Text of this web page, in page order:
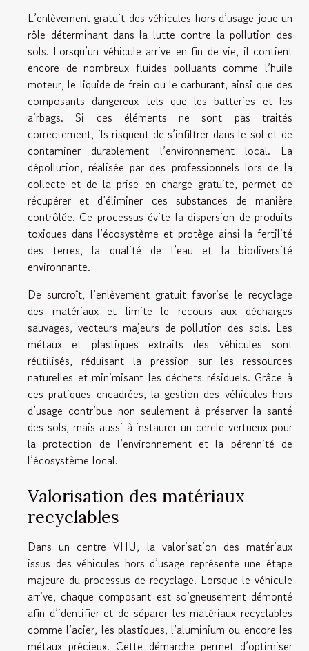
L’enlèvement gratuit des véhicules hors d’usage joue un
rôle déterminant dans la lutte contre la pollution des
sols. Lorsqu’un véhicule arrive en fin de vie, il contient
encore de nombreux fluides polluants comme l’huile
moteur, le liquide de frein ou le carburant, ainsi que des
composants dangereux tels que les batteries et les
airbags. Si ces éléments ne sont pas traités
correctement, ils risquent de s’infiltrer dans le sol et de
contaminer durablement l’environnement local. La
dépollution, réalisée par des professionnels lors de la
collecte et de la prise en charge gratuite, permet de
récupérer et d’éliminer ces substances de manière
contrôlée. Ce processus évite la dispersion de produits
toxiques dans l’écosystème et protège ainsi la fertilité
des terres, la qualité de l’eau et la biodiversité
environnante.
De surcroît, l’enlèvement gratuit favorise le recyclage
des matériaux et limite le recours aux décharges
sauvages, vecteurs majeurs de pollution des sols. Les
métaux et plastiques extraits des véhicules sont
réutilisés, réduisant la pression sur les ressources
naturelles et minimisant les déchets résiduels. Grâce à
ces pratiques encadrées, la gestion des véhicules hors
d’usage contribue non seulement à préserver la santé
des sols, mais aussi à instaurer un cercle vertueux pour
la protection de l’environnement et la pérennité de
l’écosystème local.
Valorisation des matériaux
recyclables
Dans un centre VHU, la valorisation des matériaux
issus des véhicules hors d’usage représente une étape
majeure du processus de recyclage. Lorsque le véhicule
arrive, chaque composant est soigneusement démonté
afin d’identifier et de séparer les matériaux recyclables
comme l’acier, les plastiques, l’aluminium ou encore les
métaux précieux. Cette démarche permet d’optimiser